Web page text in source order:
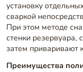
установку
сваркой
При этом методе
стенки резервуара,
затем приваривают
Преимущества